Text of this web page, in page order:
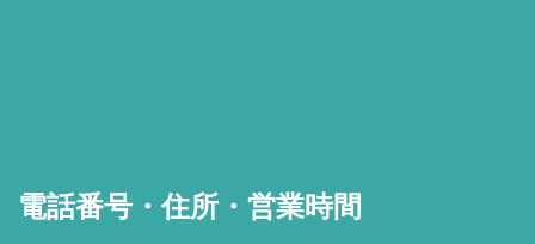
電話番号・住所・営業時間